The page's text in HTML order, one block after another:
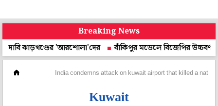
Breaking News
'আরশোলা'দের
বাঁকিপুর মডেলে বিজেপির উচ্চবর্ণ ভোটব্যাঙ্কে
India condemns attack on kuwait airport that killed a
Kuwait